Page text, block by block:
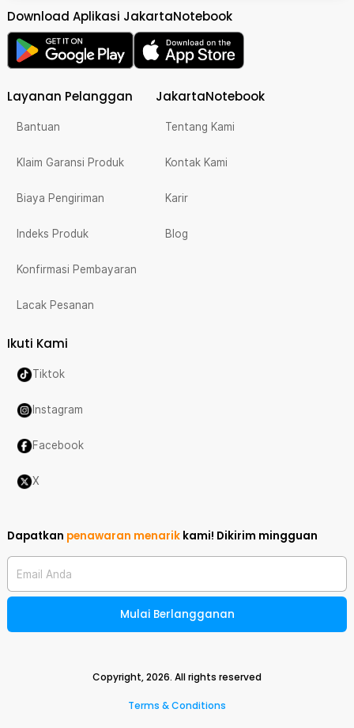
Download Aplikasi JakartaNotebook
Layanan Pelanggan
Bantuan
Klaim Garansi Produk
Biaya Pengiriman
Indeks Produk
Konfirmasi Pembayaran
Lacak Pesanan
JakartaNotebook
Tentang Kami
Kontak Kami
Karir
Blog
Ikuti Kami
Tiktok
Instagram
Facebook
X
Dapatkan penawaran menarik kami! Dikirim mingguan
Email Anda
Mulai Berlangganan
Copyright,2026. All rights reserved
Terms & Conditions